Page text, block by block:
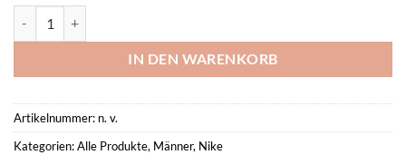
IN DEN WARENKORB
Artikelnummer: n. v.
Kategorien:Alle Produkte, Männer, Nike